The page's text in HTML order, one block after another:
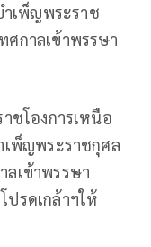
เพ็ญพระราช
ศกาลเข้าพรรษา
ชโองการเหนือ
เพ็ญพระราชกุศล
ลเข้าพรรษา
รดเกล้าฯให้